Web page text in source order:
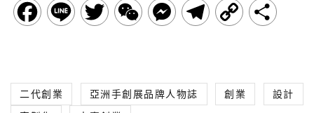
F
e
L
T
t
W
h
M
s
T
C
y
二代創業 亞洲手創展品牌人物誌 創業
設計